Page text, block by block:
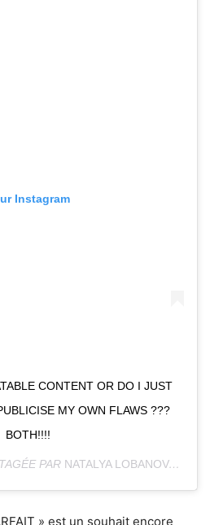
Instagram
CONTENT OR DO I JUST
MY OWN FLAWS ???
BOTH!!!!
PAR NATALYA LOBANOVA
» est un souhait encore